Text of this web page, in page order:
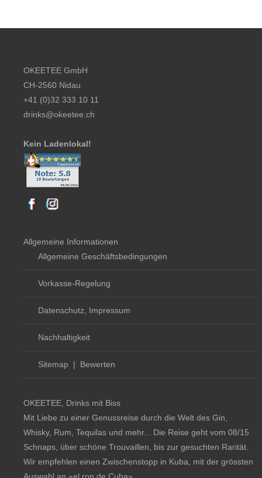
OKEETEE GmbH
CH-2560 Nidau
+41 (0)32 333 10 11
drinks@okeetee.ch
Kein Ladenlokal!
Allgemeine Informationen
Allgemeine Geschäftsbedingungen
Vorkasse-Regelung
Datenschutz, Impressum
Nachhaltigkeit
Sitemap | Bewerten
OKEETEE, Drinks mit Biss
Mit Liebe zu einer Genussreise durch die Welt des Gin,
Whisky, Rum, Tequilas und mehr... Die Reise geht vom 08/15
Schnaps, über schöne Trouvaillen, bis zur gesuchten Rarität.
Wir empfehlen einen Zwischenstopp in Kuba, mit der grössten
Auswahl an «el ron de Cuba»